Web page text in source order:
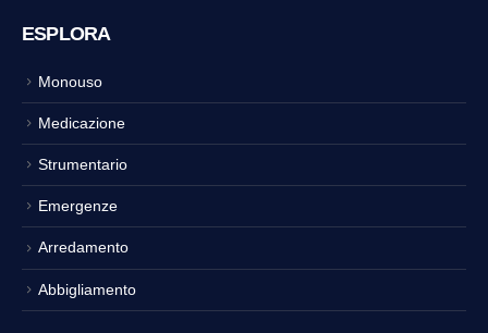
ESPLORA
Monouso
Medicazione
Strumentario
Emergenze
Arredamento
Abbigliamento